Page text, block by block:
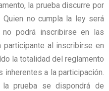
la prueba discurre por
no cumpla la ley será
podrá inscribirse en las
al inscribirse en
la totalidad del reglamento
a la participación.
prueba se dispondrá de